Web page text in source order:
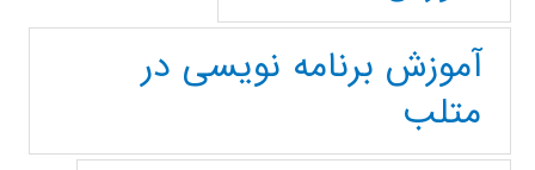
آموزش برنامه نویسی در
متلب